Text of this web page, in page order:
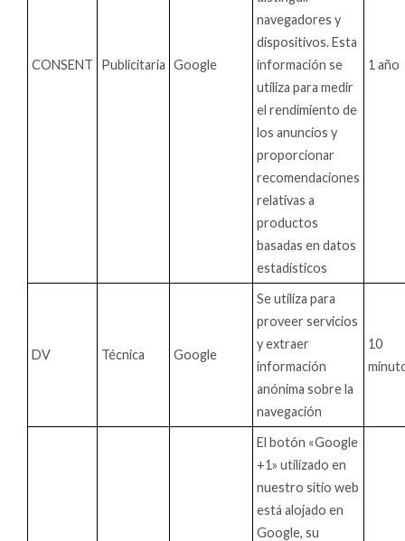
CONSENT Publicitaria Google
navegadores y
dispositivos. Esta
información se
utiliza para medir
el rendimiento de
los anuncios y
proporcionar
recomendaciones
relativas a
productos
basadas en datos
estadísticos
1 año
DV Técnica Google
Se utiliza para
proveer servicios
y extraer
información
anónima sobre la
navegación
10
El botón «Google
+1» utilizado en
nuestro sitio web
está alojado en
Google, su